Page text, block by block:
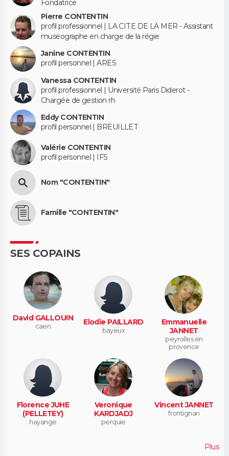
Fondatrice
Pierre CONTENTIN
profil professionnel | LA CITE DE LA MER - Assistant
museographe en charge de la régie
Janine CONTENTIN
profil personnel | ARES
Vanessa CONTENTIN
profil professionnel | Université Paris Diderot -
Chargée de gestion rh
Eddy CONTENTIN
profil personnel | BREUILLET
Valérie CONTENTIN
profil personnel | IFS
Nom "CONTENTIN"
Famille "CONTENTIN"
SES COPAINS
David GALLOUIN
caen Elodie PAILLARD
bayeux
Emmanuelle
JANNET
peyrolles en
provence
Florence JUHE
(PELLETEY)
hayange
Veronique
KARDJADJ
perquie
Vincent JANNET
frontignan
Plus